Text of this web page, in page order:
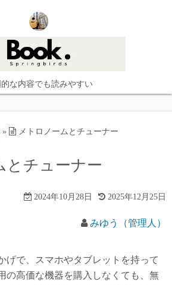
な内容でも読みやすい
» メトロノームとチューナー
とチューナー
2024年10月28日 2025年12月25日
みゆう（管理人）
げで、スマホやタブレットを持って
の高価な機器を購入しなくても、無